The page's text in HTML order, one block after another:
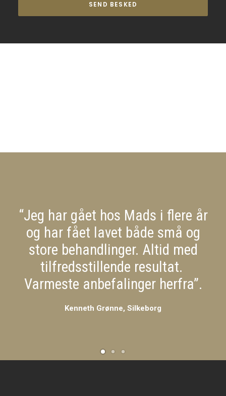
“Jeg har gået hos Mads i flere år
og har fået lavet både små og
store behandlinger. Altid med
tilfredsstillende resultat.
Varmeste anbefalinger herfra”.
Kenneth Grønne, Silkeborg